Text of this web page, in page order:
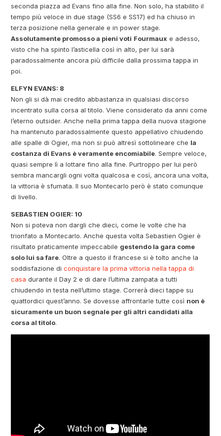
seconda piazza ad Evans fino alla fine. Non solo, ha stabilito il
tempo più veloce in due stage (SS6 e SS17) ed ha chiuso in
terza posizione nella generale e in power stage.
Assolutamente promosso a pieni voti Fourmaux e adesso,
visto che ha spinto l’asticella così in alto, per lui sarà
paradossalmente ancora più difficile dalla prossima tappa in
poi.
ELFYN EVANS: 8
Non gli si dà mai credito abbastanza in qualsiasi discorso
incentrato sulla corsa al titolo. Viene considerato da anni come
l’eterno outsider. Anche nella prima tappa della nuova stagione
ha mantenuto paradossalmente questo appellativo chiudendo
alle spalle di Ogier, ma non si può altresì sottolineare che la
costanza di Evans è veramente encomiabile. Sempre veloce,
quasi sempre lì a lottare fino alla fine. Purtroppo per lui però
sembra mancargli ogni volta qualcosa e così, ancora una volta,
la vittoria è sfumata. Il suo Montecarlo però è stato comunque
di livello.
SEBASTIEN OGIER: 10
Non si poteva non dargli che dieci, come le volte che ha
trionfato a Montecarlo. Anche questa volta Sebastien Ogier è
risultato praticamente impeccabile gestendo la gara come
solo lui sa fare. Oltre a questo il francese si è tolto anche la
soddisfazione diconquistare la prima vittoria nella tappa di
casa durante il Day 2 e di dare l’ultima zampata a tutti
chiudendo in testa nell’ultimo stage. Correrà dieci tappe su
quattordici quest’anno. Se dovesse affrontarle tutte così non è
sicuramente un buon segnale per gli altri candidati alla
corsa al titolo.